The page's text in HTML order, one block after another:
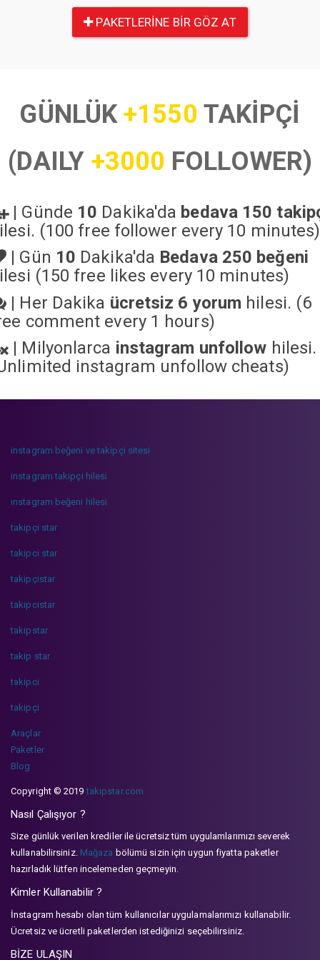
PAKETLERINE BIR GÖZ AT
GÜNLÜK+1550 TAKİPÇİ
(DAILY +3000 FOLLOWER)
| Günde 10 Dakika'da bedava 150
(100 free follower every 10 minutes)
| Gün 10 Dakika'da Bedava 250 beğeni
(150 free likes every 10 minutes)
| Her Dakika ücretsiz 6 yorum hilesi. (6
comment every 1 hours)
| Milyonlarca instagram unfollow hilesi.
instagram unfollow cheats)
instagram beğeni ve takipçi sitesi
instagram takipçi hilesi
instagram beğeni hilesi
takipçi star
takipci star
takipçistar
takipcistar
takipstar
takip star
takipci
takipçi
Araçlar
Paketler
Blog
Copyright © 2019takipstar.com
Nasıl Çalışıyor ?
Size günlük verilen krediler ile ücretsiz tüm uygulamlarımızı severek
kullanabilirsiniz. Mağaza bölümü sizin için uygun fiyatta paketler
hazırladık lütfen incelemeden geçmeyin.
Kimler Kullanabilir ?
İnstagram hesabı olan tüm kullanıcılar uygulamalarımızı kullanabilir.
Ücretsiz ve ücretli paketlerden istediğinizi seçebilirsiniz.
BİZE ULAŞIN